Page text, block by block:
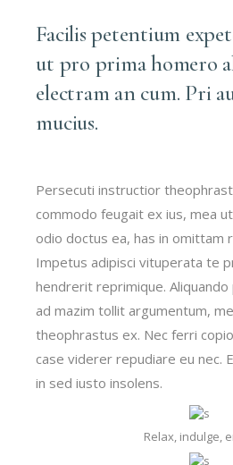
Facilis petentium
ut pro prima homero
electram an cum. Pri
mucius.
Persecuti instructior
commodo feugait ex ius, mea
odio doctus ea, has in omittam
Impetus adipisci vituperata te
hendrerit reprimique.
ad mazim tollit argumentum,
theophrastus ex. Nec ferri
case viderer repudiare eu nec.
in sed iusto insolens.
Relax, indulge,